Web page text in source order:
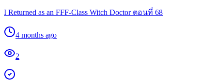
I Returned as an FFF-Class Witch Doctor ตอนที่ 68
4 months ago
2